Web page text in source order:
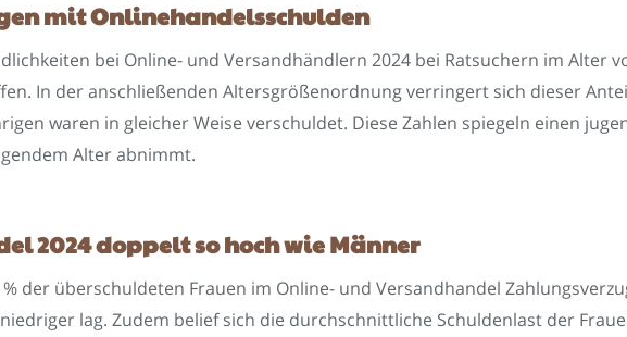
mit Onlinehandelsschulden
bei Online- und Versandhändlern 2024 bei Ratsuchern im Alter
In der anschließenden Altersgrößenordnung verringert sich dieser
waren in gleicher Weise verschuldet. Diese Zahlen spiegeln einen
Alter abnimmt.
2024 doppelt so hoch wie Männer
der überschuldeten Frauen im Online- und Versandhandel
lag. Zudem belief sich die durchschnittliche Schuldenlast der